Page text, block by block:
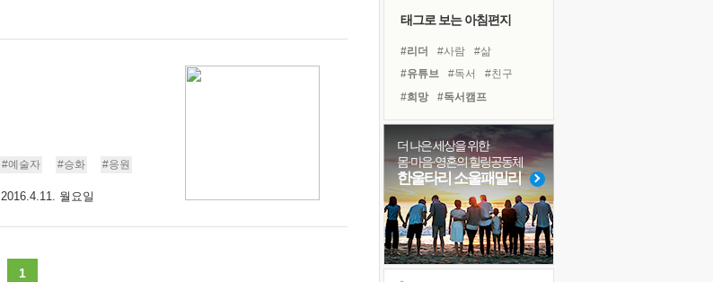
#예술자 #승화 #응원
2016.4.11. 월요일
1
내가 '나다움'을 찾는 길
졸업식 사진을 보며
'말 타는 법'을 먼저
슬럼프
아픈 아버지를 위한 공간 설계
보고 싶은 어머니
유년 시절의 부산 영도 바다
못된 꼰대들
태그로 보는 아침편지
#리더 #사람
#삶
#유튜브
#독서
#친구
#희망
#독서캠프
#면역력
#위기
#건강
#선택
#다짐
#링컨학교
#아이들
#극복
#계획
#힐링
#나눔
#도움
#명상
#경험
더 나은 세상을 위한
몸·마음·영혼의 힐링공동체
한울타리 소울패밀리